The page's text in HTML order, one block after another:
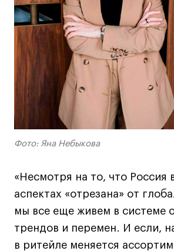
Технолог-конструктор одежды
Коммерческий фотограф
Все программы
Для школьников
Интенсивы
Среднесрочные
Долгосрочные
Новости
События
Фото: Яна Небыкова
«Несмотря на то, что Россия
аспектах «отрезана» от
мы все еще живем в системе
трендов и перемен. И если,
в ритейле меняется